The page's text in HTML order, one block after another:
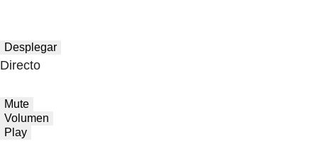
Desplegar
Directo
Mute
Volumen
Play